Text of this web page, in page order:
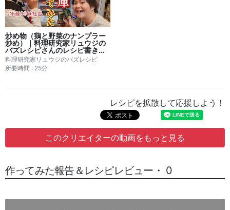
炒め物（鶏と野菜のナンプラー
炒め）｜料理研究家リュウジの
バズレシピさんのレシピ書き起
こし
料理研究家リュウジのバズレシピ
所要時間 : 25分
レシピを拡散して応援しよう！
このクリエイターの動画をもっと見る
作ってみた報告＆レシピレビュー・ 0